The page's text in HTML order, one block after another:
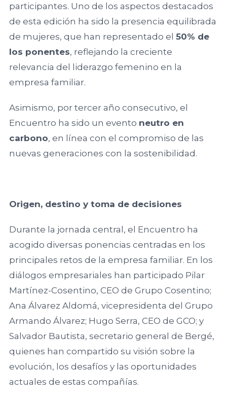
Universidad
Europea
Miguel de
Ciencias
Económicas y
Empresariales,
Universidad de
Ciencias
y Turismo,
Universidad de
Vigo
Facultad de
Administración
y Dirección de
Empresas,
Universidad de
Santiago de
Compostela
participantes. Uno de los aspectos destacados
de esta edición ha sido la presencia equilibrada
de mujeres, que han representado el 50% de
los ponentes, reflejando la creciente
relevancia del liderazgo femenino en la
empresa familiar.
Asimismo, por tercer año consecutivo, el
Encuentro ha sido un evento neutro en
carbono, en línea con el compromiso de las
nuevas generaciones con la sostenibilidad.
Origen, destino y toma de decisiones
Durante la jornada central, el Encuentro ha
acogido diversas ponencias centradas en los
principales retos de la empresa familiar. En los
diálogos empresariales han participado Pilar
Martínez-Cosentino, CEO de Grupo Cosentino;
Ana Álvarez Aldomá, vicepresidenta del Grupo
Armando Álvarez; Hugo Serra, CEO de GCO; y
Salvador Bautista, secretario general de Bergé,
quienes han compartido su visión sobre la
evolución, los desafíos y las oportunidades
actuales de estas compañías.